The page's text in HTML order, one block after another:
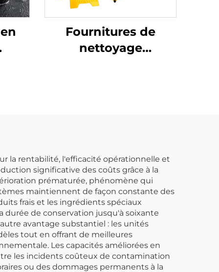
Fournitures de
nettoyage
la rentabilité, l'efficacité opérationnelle et
significative des coûts grâce à la
prématurée, phénomène qui
maintiennent de façon constante des
frais et les ingrédients spéciaux
de conservation jusqu'à soixante
avantage substantiel : les unités
tout en offrant de meilleures
Les capacités améliorées en
les incidents coûteux de contamination
ou des dommages permanents à la